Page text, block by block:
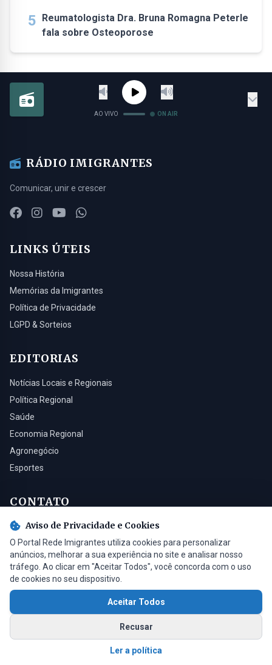
5 Reumatologista Dra. Bruna Romagna Peterle
fala sobre Osteoporose
AO VIVO ON AIR
RÁDIO IMIGRANTES
Comunicar, unir e crescer
LINKS ÚTEIS
Nossa História
Memórias da Imigrantes
Política de Privacidade
LGPD & Sorteios
EDITORIAS
Notícias Locais e Regionais
Política Regional
Saúde
Economia Regional
Agronegócio
Esportes
CONTATO
Turvo - SC, 88930-000
(48) 3525-0321
contato@radioimigrantes.com.br
porSaimon Bardini
Aviso de Privacidade e Cookies
O Portal Rede Imigrantes utiliza cookies para personalizar
anúncios, melhorar a sua experiência no site e analisar nosso
tráfego. Ao clicar em "Aceitar Todos", você concorda com o uso
de cookies no seu dispositivo.
Ler a política
Recusar
Aceitar Todos